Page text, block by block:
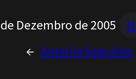
Dezembro de 2005
← AnteriorSeguinte